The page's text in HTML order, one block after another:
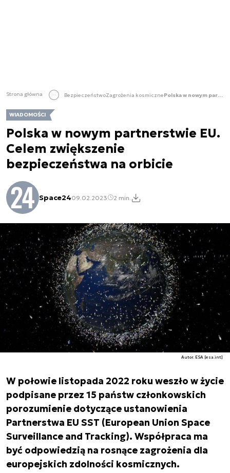
Strona główna BezpieczeństwoZagrożenia kosmiczne Polska w nowym partnerstwie EU. Celem zwiększenie bezpieczeństwa na orbicie
WIADOMOŚCI
Polska w nowym partnerstwie EU.
Celem zwiększenie
bezpieczeństwa na orbicie
Space2409.02.2023 2 min.
Autor. ESA [esa.int]
W połowie listopada 2022 roku weszło w życie
podpisane przez 15 państw członkowskich
porozumienie dotyczące ustanowienia
Partnerstwa EU SST (European Union Space
Surveillance and Tracking). Współpraca ma
być odpowiedzią na rosnące zagrożenia dla
europejskich zdolności kosmicznych.